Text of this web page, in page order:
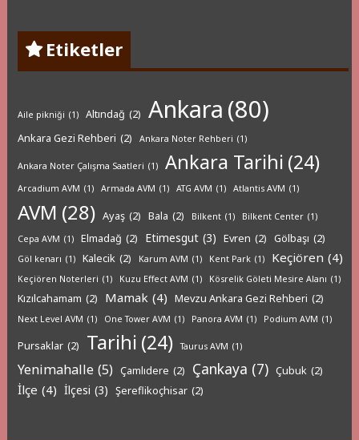
Etiketler
Aile pikniği (1) Altındağ (2) Ankara (80)
Ankara Gezi Rehberi (2) Ankara Noter Rehberi (1)
Ankara Noter Çalışma Saatleri (1) Ankara Tarihi (24)
Arcadium AVM (1) Armada AVM (1) ATG AVM (1) Atlantis AVM (1)
AVM (28) Ayaş (2) Bala (2) Bilkent (1) Bilkent Center (1)
Cepa AVM (1) Elmadağ (2) Etimesgut (3) Evren (2) Gölbaşı (2)
Göl kenarı (1) Kalecik (2) Karum AVM (1) Kent Park (1) Keçiören (4)
Keçiören Noterleri (1) Kuzu Effect AVM (1) Kösrelik Göleti Mesire Alanı (1)
Kızılcahamam (2) Mamak (4) Mevzu Ankara Gezi Rehberi (2)
Next Level AVM (1) One Tower AVM (1) Panora AVM (1) Podium AVM (1)
Pursaklar (2) Tarihi (24) Taurus AVM (1)
Yenimahalle (5) Çamlıdere (2) Çankaya (7) Çubuk (2)
İlçe (4) İlçesi (3) Şereflikoçhisar (2)